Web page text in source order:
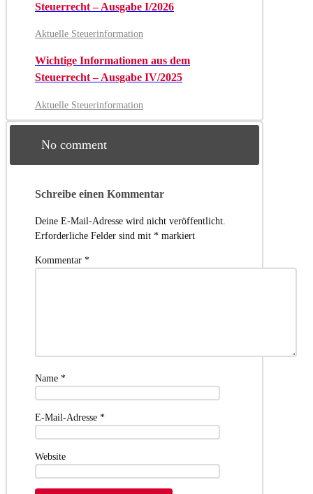
Steuerrecht – Ausgabe I/2026
Aktuelle Steuerinformation
Wichtige Informationen aus dem
Steuerrecht – Ausgabe IV/2025
Aktuelle Steuerinformation
No comment
Schreibe einen Kommentar
Deine E-Mail-Adresse wird nicht veröffentlicht.
Erforderliche Felder sind mit * markiert
Kommentar *
Name *
E-Mail-Adresse *
Website